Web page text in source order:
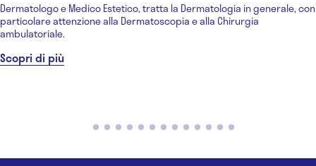
Dermatologo e Medico Estetico, tratta la Dermatologia in generale, con
particolare attenzione alla Dermatoscopia e alla Chirurgia
ambulatoriale.
Scopri di più